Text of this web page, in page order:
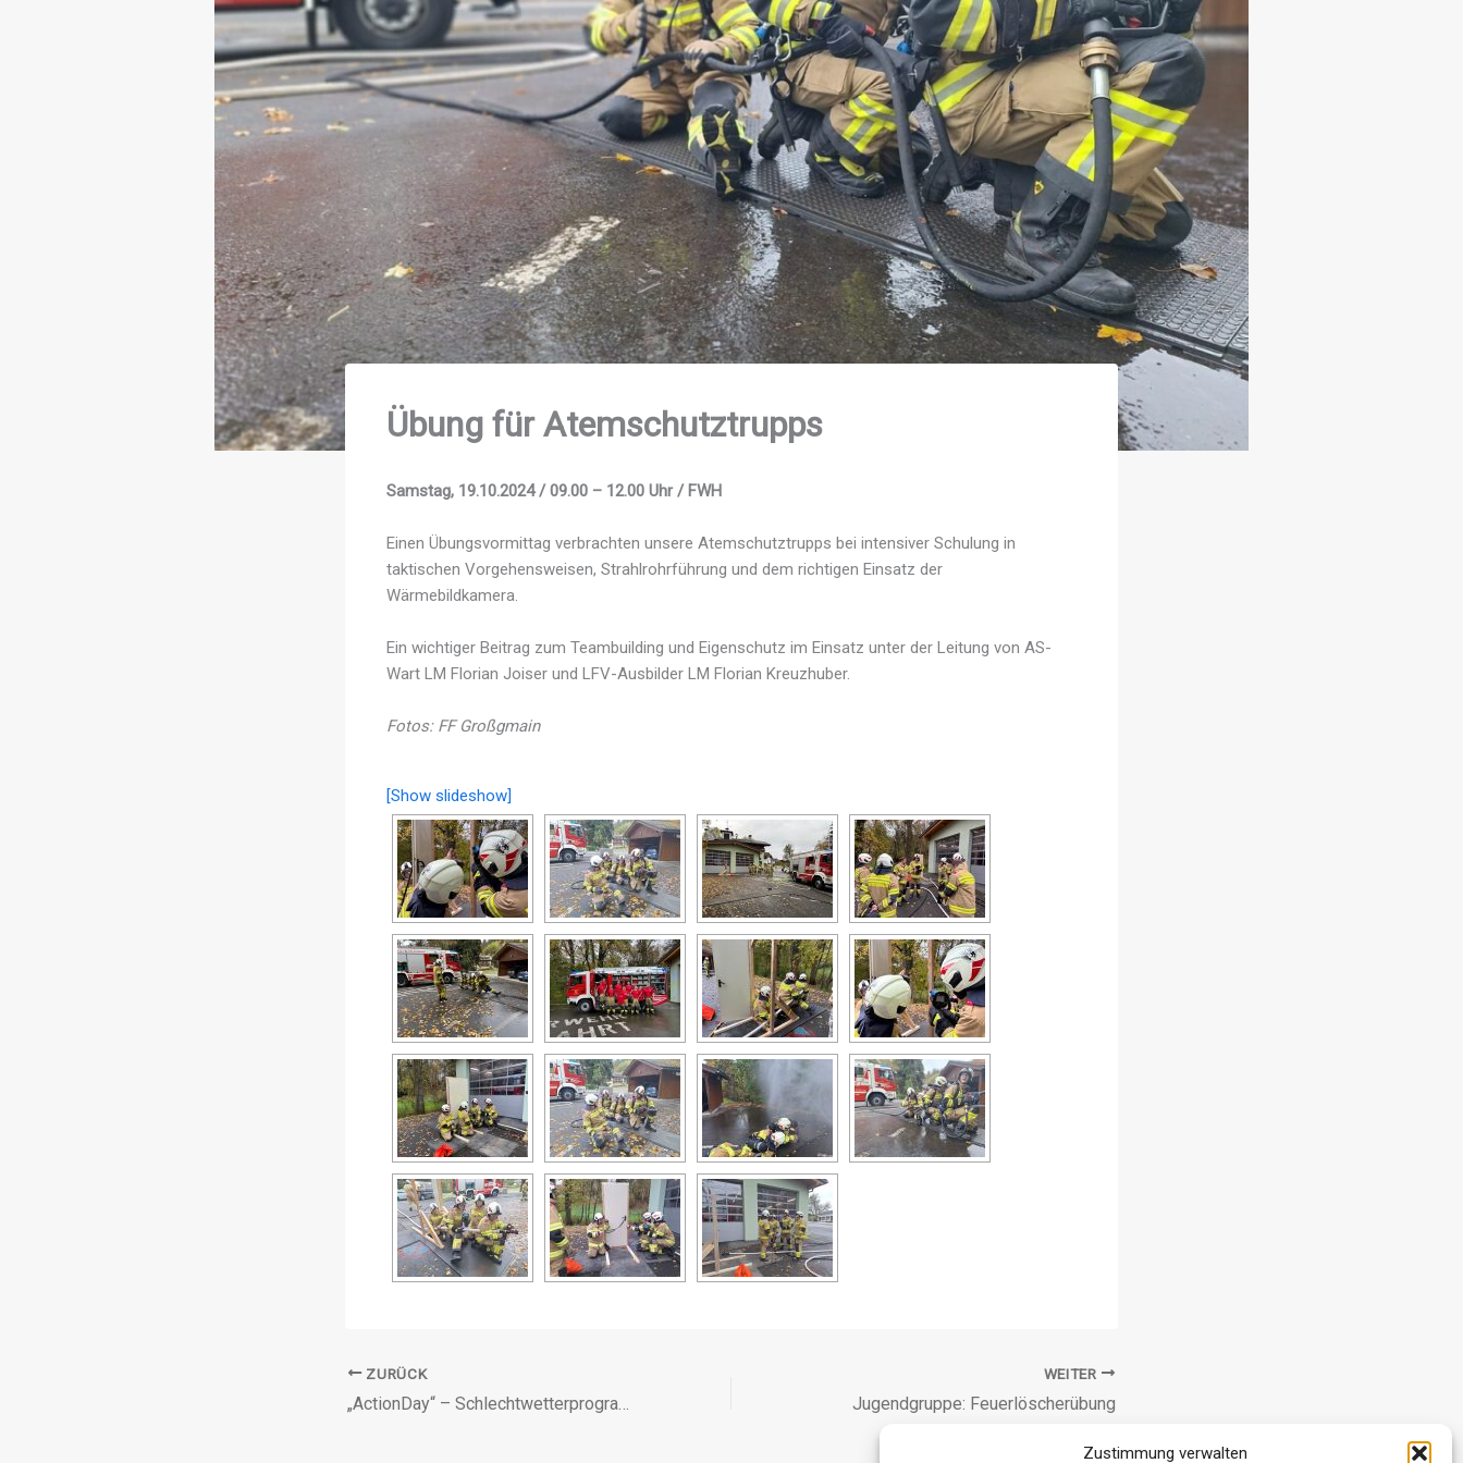
Zustimmung verwalten
Übung für Atem­schutz­trupps
Samstag, 19.10.2024 / 09.00 – 12.00 Uhr / FWH
Einen Übungsvormittag verbrachten unsere Atemschutztrupps bei intensiver Schulung in
taktischen Vorgehensweisen, Strahlrohrführung und dem richtigen Einsatz der
Wärmebildkamera.
Ein wichtiger Beitrag zum Teambuilding und Eigenschutz im Einsatz unter der Leitung von AS-
Wart LM Florian Joiser und LFV-Ausbilder LM Florian Kreuzhuber.
Fotos: FF Großgmain
[Show slideshow]
ZURÜCK
„ActionDay“ – Schlecht­wetter­programm
WEITER
Jugend­gruppe: Feuer­­löscher­­übung